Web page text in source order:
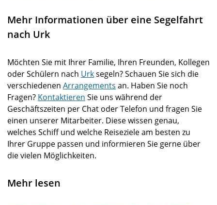
Mehr Informationen über eine Segelfahrt
nach Urk
Möchten Sie mit Ihrer Familie, Ihren Freunden, Kollegen
oder Schülern nach Urksegeln? Schauen Sie sich die
verschiedenen Arrangements an. Haben Sie noch
Fragen? Kontaktieren Sie uns während der
Geschäftszeiten per Chat oder Telefon und fragen Sie
einen unserer Mitarbeiter. Diese wissen genau,
welches Schiff und welche Reiseziele am besten zu
Ihrer Gruppe passen und informieren Sie gerne über
die vielen Möglichkeiten.
Mehr lesen